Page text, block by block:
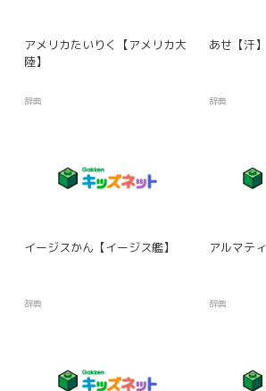
アメリカたいりく【アメリカ大
陸】
辞典
あせ【汗】
辞典
イージスかん【イージス艦】
辞典
アルマティ
辞典